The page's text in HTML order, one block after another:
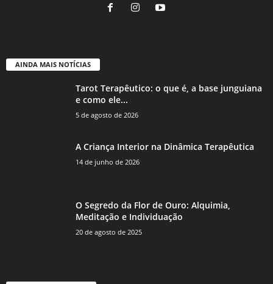
AINDA MAIS NOTÍCIAS
Tarot Terapêutico: o que é, a base junguiana
e como ele...
5 de agosto de 2026
A Criança Interior na Dinâmica Terapêutica
14 de junho de 2026
O Segredo da Flor de Ouro: Alquimia,
Meditação e Individuação
20 de agosto de 2025